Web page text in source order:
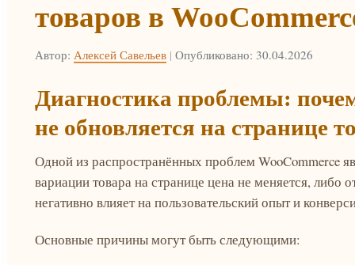
товаров в
Автор: Алексей Савельев | Опубликовано: 30.04.2026
Диагностика проблемы:
не обновляется на странице
Одной из распространённых проблем WooCommerce
вариации товара на странице цена не меняется, либо
негативно влияет на пользовательский опыт и
Основные причины могут быть следующими: